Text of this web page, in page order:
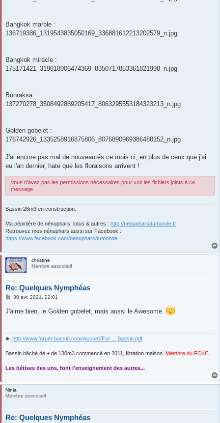
Bangkok marble :
136719386_1319543835050169_336881612213202579_n.jpg
Bangkok miracle :
175171421_319018906474369_8350717853361821998_n.jpg
Bunraksa :
137270278_3508492869205417_8063295553184323213_n.jpg
Golden gobelet :
176742926_1335258916875806_8076890969386488152_n.jpg
J'ai encore pas mal de nouveautés ce mois ci, en plus de ceux que j'ai
eu l'an dernier, hate que les floraisons arrivent !
Vous n’avez pas les permissions nécessaires pour voir les fichiers joints à ce
message.
Bassin 28m3 en construction.
Ma pépinière de nénuphars, lotus & autres : http://nenupharsdumonde.fr
Retrouvez mes nénuphars aussi sur Facebook :
https://www.facebook.com/nenupharsdumonde
christine
Membre associatif
Re: Quelques Nymphéas
M
s
s
30 avr. 2021, 22:01
J'aime bien, le Golden gobelet, mais aussi le Awesome.
► http://www.forum-bassin.com/Accueil/For ... Bassin.pdf
Bassin bâché de + de 130m3 commencé en 2011, filtration maison. Membre du FCKC
Les bétises des uns, font l'enseignement des autres...
Ninia
Membre associatif
Re: Quelques Nymphéas